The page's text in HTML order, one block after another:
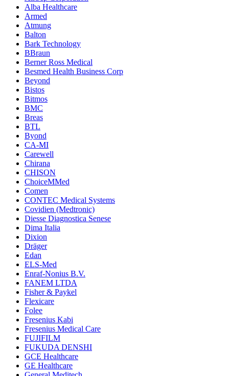
Alba Healthcare
Armed
Atmung
Balton
Bark Technology
BBraun
Berner Ross Medical
Besmed Health Business Corp
Beyond
Bistos
Bitmos
BMC
Breas
BTL
Byond
CA-MI
Carewell
Chirana
CHISON
ChoiceMMed
Comen
CONTEC Medical Systems
Covidien (Medtronic)
Diesse Diagnostica Senese
Dima Italia
Dixion
Dräger
Edan
ELS-Med
Enraf-Nonius B.V.
FANEM LTDA
Fisher & Paykel
Flexicare
Folee
Fresenius Kabi
Fresenius Medical Care
FUJIFILM
FUKUDA DENSHI
GCE Healthcare
GE Healthcare